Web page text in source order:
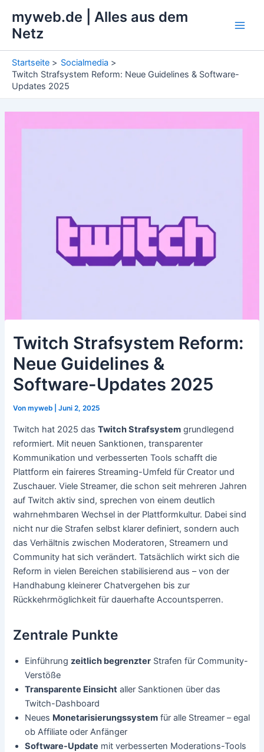
Inhalt
springen
myweb.de | Alles aus dem
Netz
Startseite
Socialmedia
Twitch Strafsystem Reform: Neue Guidelines & Software-
Updates 2025
Twitch Strafsystem Reform:
Neue Guidelines &
Software-Updates 2025
Vonmyweb |Juni 2, 2025
Twitch hat 2025 dasTwitch Strafsystem grundlegend
reformiert. Mit neuen Sanktionen, transparenter
Kommunikation und verbesserten Tools schafft die
Plattform ein faireres Streaming-Umfeld für Creator und
Zuschauer. Viele Streamer, die schon seit mehreren Jahren
auf Twitch aktiv sind, sprechen von einem deutlich
wahrnehmbaren Wechsel in der Plattformkultur. Dabei sind
nicht nur die Strafen selbst klarer definiert, sondern auch
das Verhältnis zwischen Moderatoren, Streamern und
Community hat sich verändert. Tatsächlich wirkt sich die
Reform in vielen Bereichen stabilisierend aus – von der
Handhabung kleinerer Chatvergehen bis zur
Rückkehrmöglichkeit für dauerhafte Accountsperren.
Zentrale Punkte
Einführungzeitlich begrenzter Strafen für Community-
Verstöße
Transparente Einsicht aller Sanktionen über das
Twitch-Dashboard
Neues Monetarisierungssystem für alle Streamer – egal
ob Affiliate oder Anfänger
Software-Update mit verbesserten Moderations-Tools